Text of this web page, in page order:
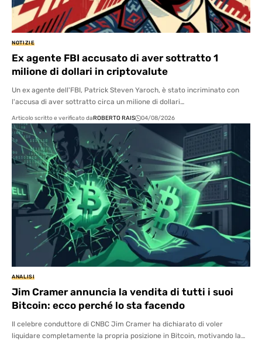
NOTIZIE
Ex agente FBI accusato di aver sottratto 1
milione di dollari in criptovalute
Un ex agente dell'FBI, Patrick Steven Yaroch, è stato incriminato con
l'accusa di aver sottratto circa un milione di dollari…
Articolo scritto e verificato daROBERTO RAIS 04/08/2026
ANALISI
Jim Cramer annuncia la vendita di tutti i suoi
Bitcoin: ecco perché lo sta facendo
Il celebre conduttore di CNBC Jim Cramer ha dichiarato di voler
liquidare completamente la propria posizione in Bitcoin, motivando la…